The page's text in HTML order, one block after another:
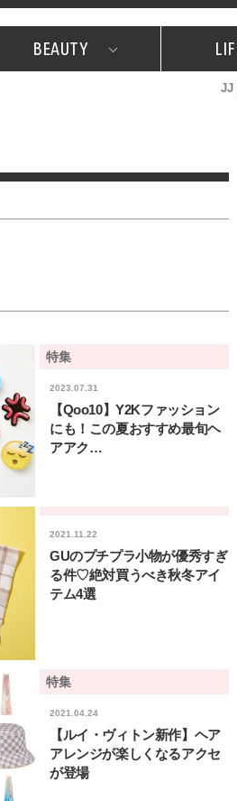
JJスタ
BEAUTY
JJグルJJ
特集
2023.07.31
【Qoo10】Y2Kファッション
にも！この夏おすすめ最旬ヘ
アアク…
2021.11.22
GUのプチプラ小物が優秀すぎ
る件♡絶対買うべき秋冬アイ
テム4選
特集
2021.04.24
【ルイ・ヴィトン新作】ヘア
アレンジが楽しくなるアクセ
が登場
BEAUTY